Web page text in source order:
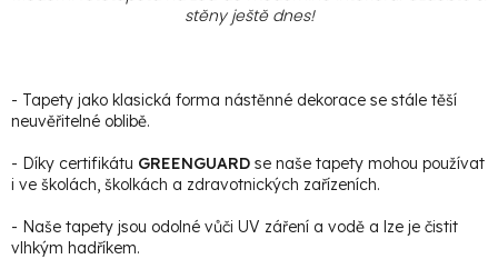
stěny ještě dnes!
- Tapety jako klasická forma nástěnné dekorace se stále těší
neuvěřitelné oblibě.
- Díky certifikátu GREENGUARD se naše tapety mohou používat
i ve školách, školkách a zdravotnických zařízeních.
- Naše tapety jsou odolné vůči UV záření a vodě a lze je čistit
vlhkým hadříkem.